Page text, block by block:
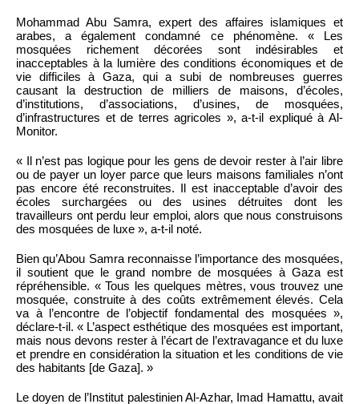
Mohammad Abu Samra, expert des affaires islamiques et
arabes, a également condamné ce phénomène. « Les
mosquées richement décorées sont indésirables et
inacceptables à la lumière des conditions économiques et de
vie difficiles à Gaza, qui a subi de nombreuses guerres
causant la destruction de milliers de maisons, d’écoles,
d’institutions, d’associations, d’usines, de mosquées,
d’infrastructures et de terres agricoles », a-t-il expliqué à Al-
Monitor.
« Il n’est pas logique pour les gens de devoir rester à l’air libre
ou de payer un loyer parce que leurs maisons familiales n’ont
pas encore été reconstruites. Il est inacceptable d’avoir des
écoles surchargées ou des usines détruites dont les
travailleurs ont perdu leur emploi, alors que nous construisons
des mosquées de luxe », a-t-il noté.
Bien qu’Abou Samra reconnaisse l’importance des mosquées,
il soutient que le grand nombre de mosquées à Gaza est
répréhensible. « Tous les quelques mètres, vous trouvez une
mosquée, construite à des coûts extrêmement élevés. Cela
va à l’encontre de l’objectif fondamental des mosquées »,
déclare-t-il. « L’aspect esthétique des mosquées est important,
mais nous devons rester à l’écart de l’extravagance et du luxe
et prendre en considération la situation et les conditions de vie
des habitants [de Gaza]. »
Le doyen de l’Institut palestinien Al-Azhar, Imad Hamattu, avait